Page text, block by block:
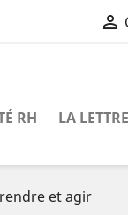

RH LA
et agir